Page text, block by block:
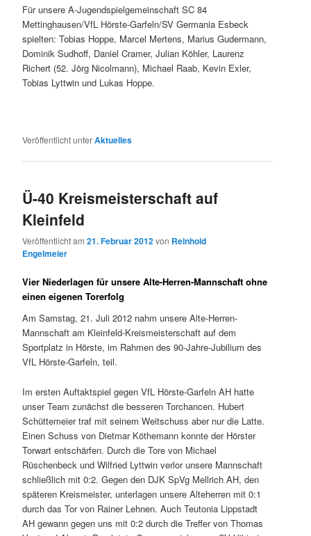
Für unsere A-Jugendspielgemeinschaft SC 84
Mettinghausen/VfL Hörste-Garfeln/SV Germania Esbeck
spielten: Tobias Hoppe, Marcel Mertens, Marius Gudermann,
Dominik Sudhoff, Daniel Cramer, Julian Köhler, Laurenz
Richert (52. Jörg Nicolmann), Michael Raab, Kevin Exler,
Tobias Lyttwin und Lukas Hoppe.
Veröffentlicht unterAktuelles
Ü-40 Kreismeisterschaft auf
Kleinfeld
Veröffentlicht am21. Februar 2012von Reinhold
Engelmeier
Vier Niederlagen für unsere Alte-Herren-Mannschaft ohne
einen eigenen Torerfolg
Am Samstag, 21. Juli 2012 nahm unsere Alte-Herren-
Mannschaft am Kleinfeld-Kreismeisterschaft auf dem
Sportplatz in Hörste, im Rahmen des 90-Jahre-Jubilium des
VfL Hörste-Garfeln, teil.
Im ersten Auftaktspiel gegen VfL Hörste-Garfeln AH hatte
unser Team zunächst die besseren Torchancen. Hubert
Schüttemeier traf mit seinem Weitschuss aber nur die Latte.
Einen Schuss von Dietmar Köthemann konnte der Hörster
Torwart entschärfen. Durch die Tore von Michael
Rüschenbeck und Wilfried Lyttwin verlor unsere Mannschaft
schließlich mit 0:2. Gegen den DJK SpVg Mellrich AH, den
späteren Kreismeister, unterlagen unsere Alteherren mit 0:1
durch das Tor von Rainer Lehnen. Auch Teutonia Lippstadt
AH gewann gegen uns mit 0:2 durch die Treffer von Thomas